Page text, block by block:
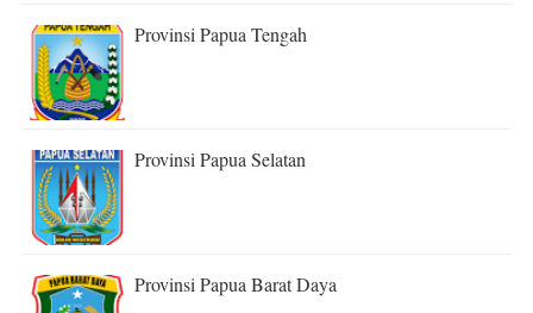
Provinsi Papua Tengah
Provinsi Papua Selatan
Provinsi Papua Barat Daya